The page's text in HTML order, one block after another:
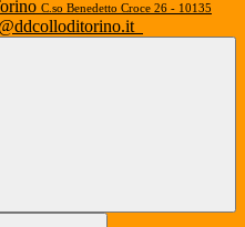
C.so Benedetto Croce 26 - 10135